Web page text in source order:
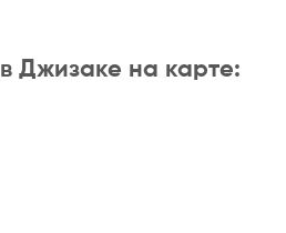
Джизаке на карте: